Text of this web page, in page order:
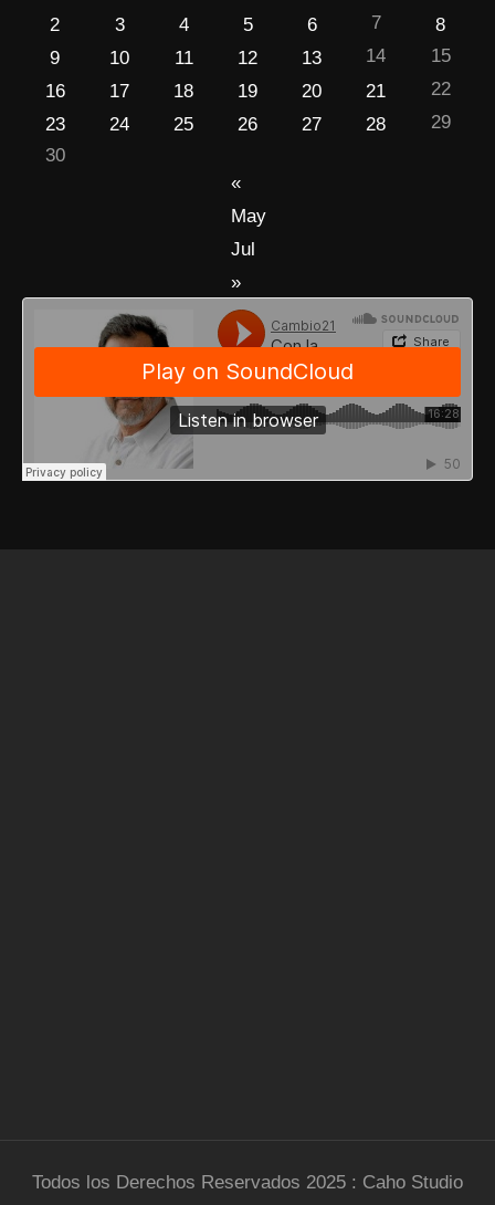
2
3 4 5 6 7
8
9
10 11 12 13 14
15
16
17 18 19 20 21
22
23
24 25 26 27 28
29
30
«
May
Jul
»
Todos los Derechos Reservados 2025 : Caho Studio